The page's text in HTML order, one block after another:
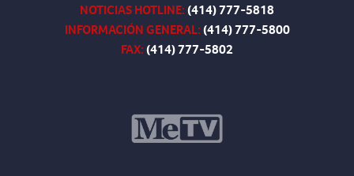
NOTICIAS HOTLINE:(414) 777-5818
INFORMACIÓN GENERAL:(414) 777-5800
FAX:(414) 777-5802